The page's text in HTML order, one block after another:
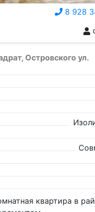
Островского ул.
8 928
квартира в